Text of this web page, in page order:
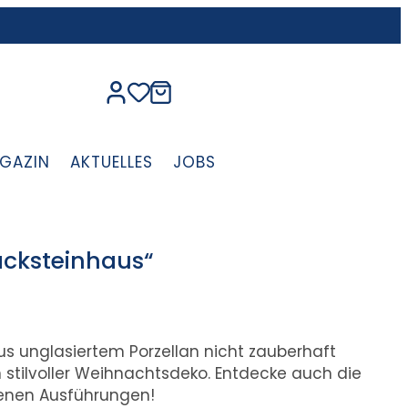
AKTUELLES JOBS
unglasiertem Porzellan nicht zauberhaft
stilvoller Weihnachtsdeko. Entdecke auch die
Ausführungen!